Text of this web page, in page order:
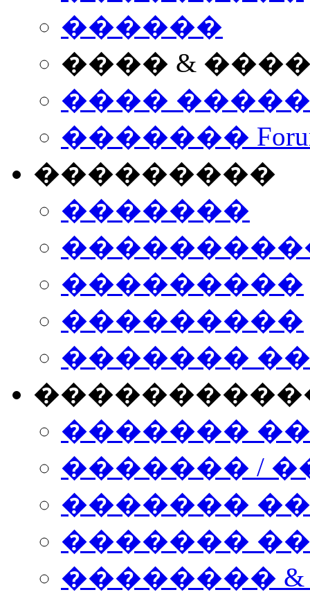
������
���� &
����
�������
���������
�������
���������
���������
�������
�������
������� /
�������
������� ���
��������